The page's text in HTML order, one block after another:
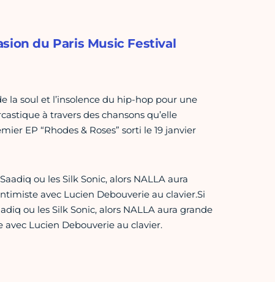
du Paris Music Festival
la soul et l’insolence du hip-hop pour une
à travers des chansons qu’elle
EP “Rhodes & Roses” sorti le 19 janvier
ou les Silk Sonic, alors NALLA aura
avec Lucien Debouverie au clavier.Si
ou les Silk Sonic, alors NALLA aura grande
Lucien Debouverie au clavier.